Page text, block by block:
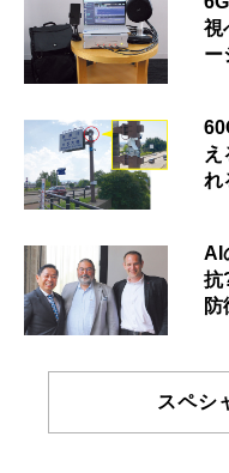
視
ー
え
れ
AI
抗
スペシ